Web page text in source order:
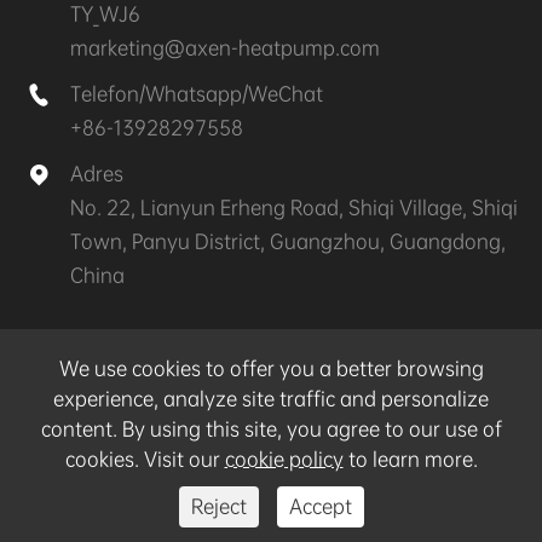
ogrzewania w
północnych Chinach.
2012
VANGL, produkty
pompy ciepła do
2010
VANGL opracował
pierwszą generację
pionierskiej w kraju
TY_WJ6
marketing@axen-heatpump.com

Telefon/Whatsapp/WeChat
+86-13928297558

Adres
No. 22, Lianyun Erheng Road, Shiqi Village, Shiqi
Town, Panyu District, Guangzhou, Guangdong,
China
Prawa autorskie©GZ AXEN Heat Pump Technology
Wszelkie prawa zastrzeżone.
Sitemap
| Polityka prywatności
We use cookies to offer you a better browsing
experience, analyze site traffic and personalize
content. By using this site, you agree to our use of
cookies. Visit ourcookie policyto learn more.
Reject
Accept